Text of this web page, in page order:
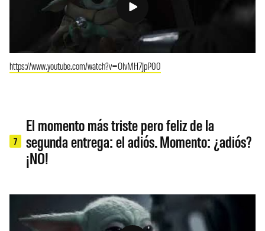
https://www.youtube.com/watch?v=OIvMH7JpP00
7
El momento más triste pero feliz de la
segunda entrega: el adiós. Momento: ¿adiós?
¡NO!